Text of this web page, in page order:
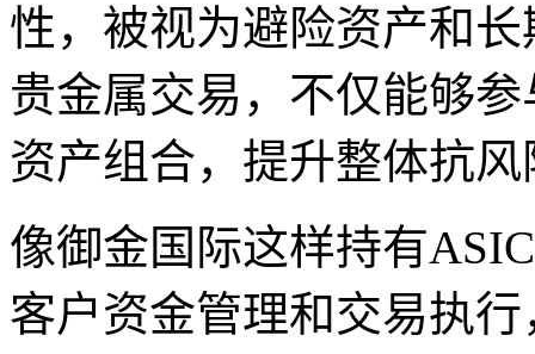
性，被视为避险资产和
贵金属交易，不仅能够
资产组合，提升整体抗
像御金国际这样持有
客户资金管理和交易执